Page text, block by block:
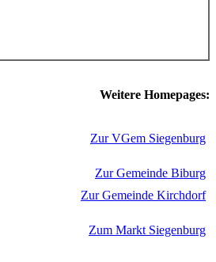
Weitere Homepages:
Zur VGem Siegenburg
Zur Gemeinde Biburg
Zur Gemeinde Kirchdorf
Zum Markt Siegenburg